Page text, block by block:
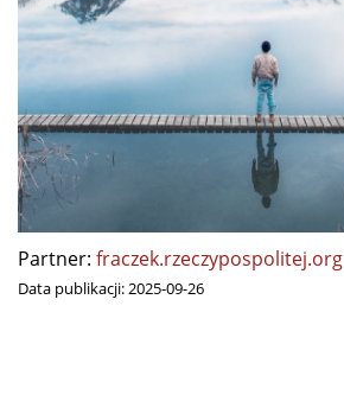
Partner: fraczek.rzeczypospolitej.org
Data publikacji:2025-09-26